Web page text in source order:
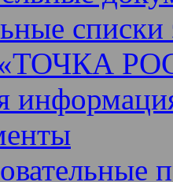
списки